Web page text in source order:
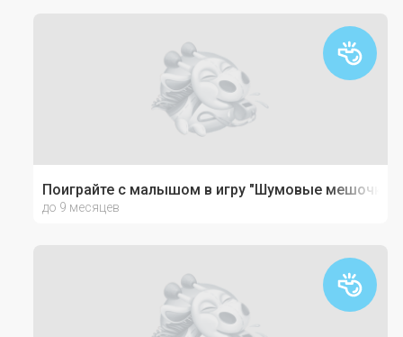
Поиграйте с малышом в игру "Шумовые мешочки"
до 9 месяцев